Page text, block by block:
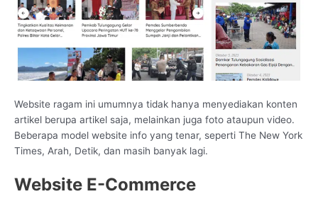
Website ragam ini umumnya tidak hanya menyediakan konten
artikel berupa artikel saja, melainkan juga foto ataupun video.
Beberapa model website info yang tenar, seperti The New York
Times, Arah, Detik, dan masih banyak lagi.
Website E-Commerce